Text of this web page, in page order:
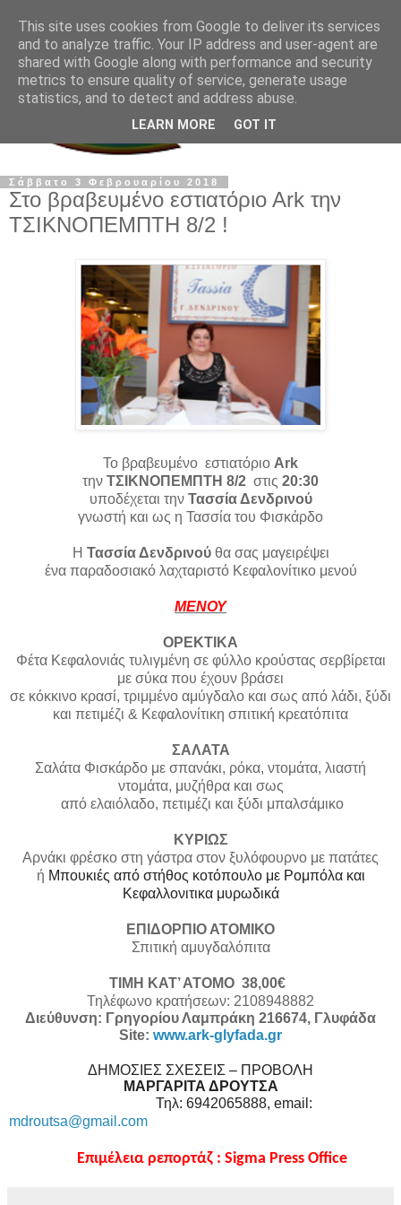
Σάββατο 3 Φεβρουαρίου 2018
Στο βραβευμένo εστιατόριο Αrk την
ΤΣΙΚΝΟΠΕΜΠΤΗ 8/2 !
Το βραβευμένo εστιατόριο Αrk
την ΤΣΙΚΝΟΠΕΜΠΤΗ 8/2 στις 20:30
υποδέχεται την Τασσία Δενδρινού
γνωστή και ως η Τασσία του Φισκάρδο
Η Τασσία Δενδρινούθα σας μαγειρέψει
ένα παραδοσιακό λαχταριστό Κεφαλονίτικο μενού
ΜΕΝΟΥ
ΟΡΕΚΤΙΚΑ
Φέτα Κεφαλονιάς τυλιγμένη σε φύλλο κρούστας σερβίρεται
με σύκα που έχουν βράσει
σε κόκκινο κρασί, τριμμένο αμύγδαλο και σως από λάδι, ξύδι
και πετιμέζι & Κεφαλονίτικη σπιτική κρεατόπιτα
ΣΑΛΑΤΑ
Σαλάτα Φισκάρδο με σπανάκι, ρόκα, ντομάτα, λιαστή
ντομάτα, μυζήθρα και σως
από ελαιόλαδο, πετιμέζι και ξύδι μπαλσάμικο
ΚΥΡΙΩΣ
Αρνάκι φρέσκο στη γάστρα στον ξυλόφουρνο με πατάτες
ή Μπουκιές από στήθος κοτόπουλο με Ρομπόλα και
Κεφαλλονιτικα μυρωδικά
ΕΠΙΔΟΡΠΙΟ ΑΤΟΜΙΚΟ
Σπιτική αμυγδαλόπιτα
ΤΙΜΗ ΚΑΤ’ ΑΤΟΜΟ 38,00€
Τηλέφωνο κρατήσεων: 2108948882
Διεύθυνση: Γρηγορίου Λαμπράκη 216674, Γλυφάδα
Site: www.ark-glyfada.gr
ΔΗΜΟΣΙΕΣ ΣΧΕΣΕΙΣ – ΠΡΟΒΟΛΗ
ΜΑΡΓΑΡΙΤΑ ΔΡΟΥΤΣΑ
Τηλ: 6942065888, email:
mdroutsa@gmail.com
Επιμέλεια ρεπορτάζ : Sigma Press Office
This site uses cookies from Google to deliver its services
and to analyze traffic. Your IP address and user-agent are
shared with Google along with performance and security
metrics to ensure quality of service, generate usage
statistics, and to detect and address abuse.
LEARN MORE GOT IT